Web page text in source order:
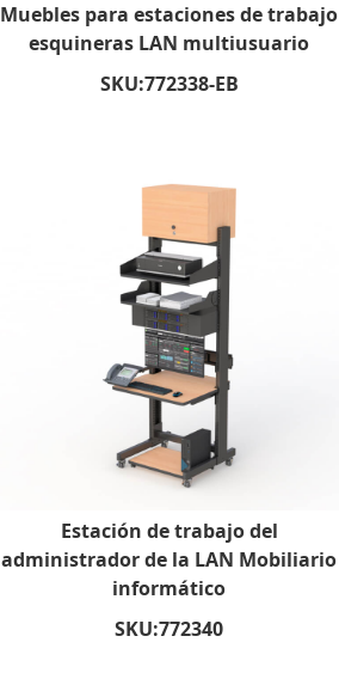
Muebles para estaciones de trabajo
esquineras LAN multiusuario
SKU:772338-EB
Estación de trabajo del
administrador de la LAN Mobiliario
informático
SKU:772340